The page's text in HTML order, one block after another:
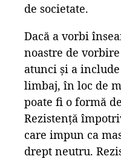
de societate.
Dacă a vorbi
noastre de
atunci și a
limbaj, în loc de
poate fi o formă
Rezistență
care impun ca
drept neutru.